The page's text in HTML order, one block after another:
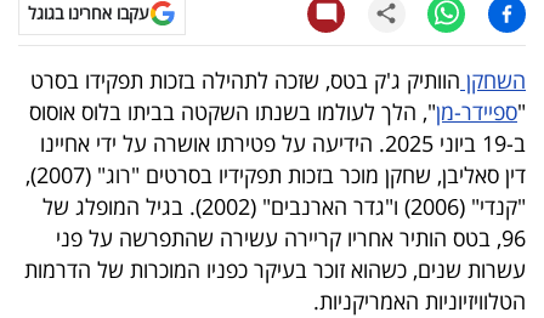
עסקי
ספורט
קריירה
ולימודים
מינויים
רייטינג
עקבו אחרינו בגוגל
השחקן הוותיק ג'ק בטס, שזכה לתהילה בזכות תפקידו בסרט
"ספיידר-מן", הלך לעולמו בשנתו השקטה בביתו בלוס אוסוס
ב-19 ביוני 2025. הידיעה על פטירתו אושרה על ידי אחיינו
דין סאליבן, שחקן מוכר בזכות תפקידיו בסרטים "רוג" (2007),
"קנדי" (2006) ו"גדר הארנבים" (2002). בגיל המופלג של
96, בטס הותיר אחריו קריירה עשירה שהתפרשה על פני
עשרות שנים, כשהוא זוכר בעיקר כפניו המוכרות של הדרמות
הטלוויזיוניות האמריקניות.